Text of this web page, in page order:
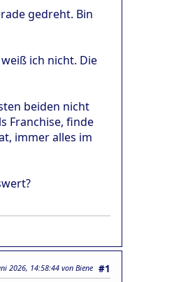
gedreht. Bin
ich nicht. Die
beiden nicht
Franchise, finde
immer alles im
#1
2026, 14:58:44 von Biene